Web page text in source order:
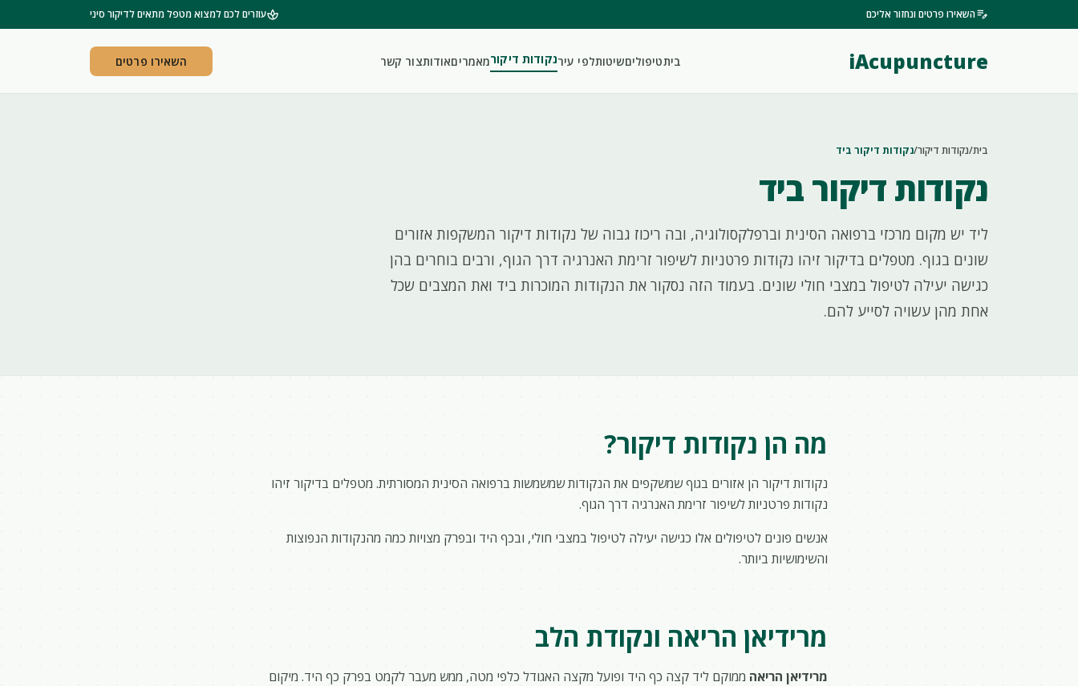
edit_noteהשאירו פרטים ונחזור אליכם spaעוזרים לכם למצוא מטפל מתאים לדיקור סיני
iAcupuncture ביתטיפוליםשיטותלפי עירנקודות דיקורמאמריםאודותצור קשר השאירו פרטים
בית/נקודות דיקור/נקודות דיקור ביד
נקודות דיקור ביד
ליד יש מקום מרכזי ברפואה הסינית וברפלקסולוגיה, ובה ריכוז גבוה של נקודות דיקור המשקפות אזורים
שונים בגוף. מטפלים בדיקור זיהו נקודות פרטניות לשיפור זרימת האנרגיה דרך הגוף, ורבים בוחרים בהן
כגישה יעילה לטיפול במצבי חולי שונים. בעמוד הזה נסקור את הנקודות המוכרות ביד ואת המצבים שכל
אחת מהן עשויה לסייע להם.
מה הן נקודות דיקור?
נקודות דיקור הן אזורים בגוף שמשקפים את הנקודות שמשמשות ברפואה הסינית המסורתית. מטפלים בדיקור זיהו
נקודות פרטניות לשיפור זרימת האנרגיה דרך הגוף.
אנשים פונים לטיפולים אלו כגישה יעילה לטיפול במצבי חולי, ובכף היד ובפרק מצויות כמה מהנקודות הנפוצות
והשימושיות ביותר.
מרידיאן הריאה ונקודת הלב
מרידיאן הריאה ממוקם ליד קצה כף היד ופועל מקצה האגודל כלפי מטה, ממש מעבר לקמט בפרק כף היד. מיקום